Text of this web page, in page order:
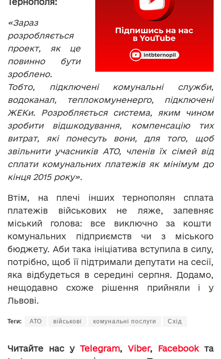
«Зараз
розробляється
проект, як це
повинно бути
зроблено.
Тобто, підключені комунальні служби,
водоканал, теплокомуненерго, підключені
ЖЕКи. Розробляється система, яким чином
зробити відшкодування, компенсацію тих
витрат, які понесуть вони, для того, щоб
звільнити учасників АТО, членів їх сімей від
сплати комунальних платежів як мінімум до
кінця 2015 року».
Втім, на плечі інших тернополян сплата
платежів військових не ляже, запевняє
міський голова: все виключно за кошти
комунальних підприємств чи з міського
бюджету. Аби така ініціатива вступила в силу,
потрібно, щоб її підтримали депутати на сесії,
яка відбудеться в середині серпня. Додамо,
нещодавно схоже рішення прийняли і у
Львові.
Теги: АТО військові комунальні послуги Схід
Читайте нас у Telegram, Viber, Facebookта